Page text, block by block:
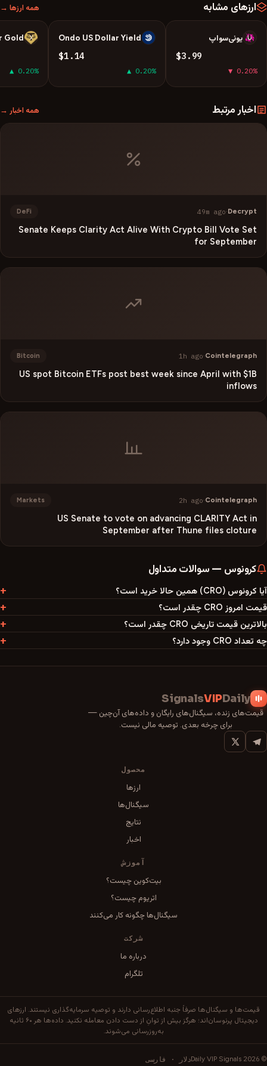
ارزهای مشابه همه ارزها →
U یونی‌سواپ
$3.99
▼ 0.20%
U
Ondo US Dollar Yield
$1.14
▲ 0.20%
X
Gold
▲ 0.20%
اخبار مرتبط همه اخبار →
Decrypt
·
49m ago
DeFi
Senate Keeps Clarity Act Alive With Crypto Bill Vote Set
for September
Cointelegraph
·
1h ago
Bitcoin
US spot Bitcoin ETFs post best week since April with $1B
inflows
Cointelegraph
·
2h ago
Markets
US Senate to vote on advancing CLARITY Act in
September after Thune files cloture
کرونوس — سوالات متداول
آیا کرونوس (CRO) همین حالا خرید است؟
قیمت امروز CRO چقدر است؟
بالاترین قیمت تاریخی CRO چقدر است؟
چه تعداد CRO وجود دارد؟
Daily
VIP
Signals
قیمت‌های زنده، سیگنال‌های رایگان و داده‌های آن‌چین —
برای چرخه بعدی. توصیه مالی نیست.
محصول
ارزها
سیگنال‌ها
نتایج
اخبار
آموزش
بیت‌کوین چیست؟
اتریوم چیست؟
سیگنال‌ها چگونه کار می‌کنند
شرکت
درباره ما
تلگرام
قیمت‌ها و سیگنال‌ها صرفاً جنبه اطلاع‌رسانی دارند و توصیه سرمایه‌گذاری نیستند. ارزهای
دیجیتال پرنوسان‌اند؛ هرگز بیش از توانِ از دست دادن معامله نکنید. داده‌ها هر ۶۰ ثانیه
به‌روزرسانی می‌شوند.
©
2026
Daily VIP Signalsدلار · فارسی